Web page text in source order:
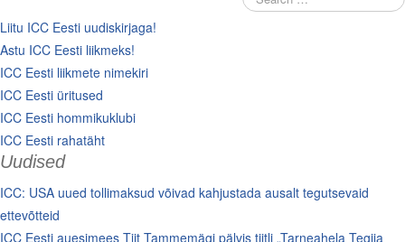
Liitu ICC Eesti uudiskirjaga!
Astu ICC Eesti liikmeks!
ICC Eesti liikmete nimekiri
ICC Eesti üritused
ICC Eesti hommikuklubi
ICC Eesti rahatäht
Uudised
ICC: USA uued tollimaksud võivad kahjustada ausalt tegutsevaid
ettevõtteid
ICC Eesti auesimees Tiit Tammemägi pälvis tiitli „Tarneahela Tegija